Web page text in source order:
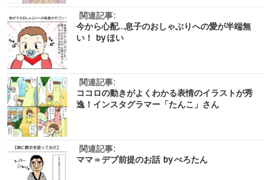
関連記事:
今から心配…息子のおしゃぶりへの愛が半端無
い！ by ほい
関連記事:
ココロの動きがよくわかる表情のイラストが秀
逸！インスタグラマー「たんこ」さん
関連記事:
ママ＝デブ前提のお話 by ぺろたん